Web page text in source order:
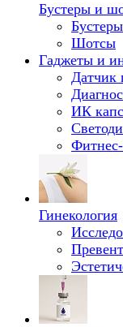
Бустеры и
Бустеры
Шотсы
Гаджеты и
Датчик
ИК
Гинекология